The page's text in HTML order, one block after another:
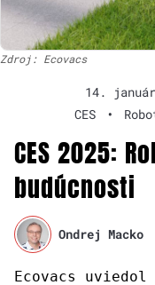
Zdroj: Ecovacs
14.
CES
•
CES 2025:
budúcnosti
Ondrej Macko
Ecovacs uviedol